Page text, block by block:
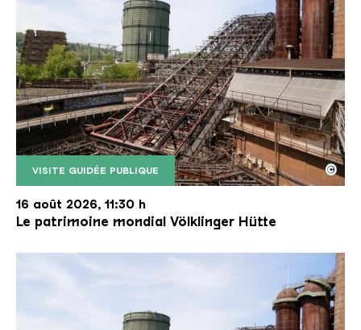
VISITE GUIDÉE PUBLIQUE
Le monte-charge incliné de la Völklinger Hütte
Copyright: Weltkulturerbe Völklinger Hütte | Karl
©
16 août 2026, 11:30 h
Le patrimoine mondial Völklinger Hütte